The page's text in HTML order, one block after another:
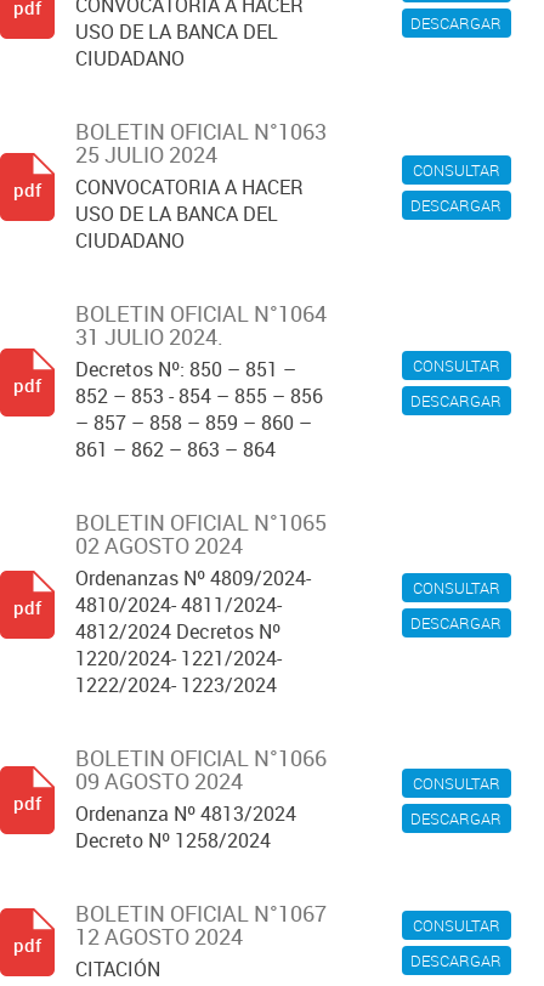
DESCARGAR
USO DE LA BANCA DEL
CIUDADANO
pdf
CONSULTAR
DESCARGAR
BOLETIN OFICIAL N°1063
25 JULIO 2024
CONVOCATORIA A HACER
USO DE LA BANCA DEL
CIUDADANO
pdf
CONSULTAR
DESCARGAR
BOLETIN OFICIAL N°1064
31 JULIO 2024.
Decretos Nº: 850 – 851 –
852 – 853 - 854 – 855 – 856
– 857 – 858 – 859 – 860 –
861 – 862 – 863 – 864
pdf
CONSULTAR
DESCARGAR
BOLETIN OFICIAL N°1065
02 AGOSTO 2024
Ordenanzas Nº 4809/2024-
4810/2024- 4811/2024-
4812/2024 Decretos Nº
1220/2024- 1221/2024-
1222/2024- 1223/2024
pdf
CONSULTAR
DESCARGAR
BOLETIN OFICIAL N°1066
09 AGOSTO 2024
Ordenanza Nº 4813/2024
Decreto Nº 1258/2024
pdf
CONSULTAR
DESCARGAR
BOLETIN OFICIAL N°1067
12 AGOSTO 2024
CITACIÓN
pdf